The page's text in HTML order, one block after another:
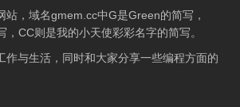
站，域名gmem.cc中G是Green的简写，
CC则是我的小天使彩彩名字的简写。
作与生活，同时和大家分享一些编程方面的